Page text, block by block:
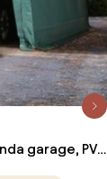
garage, PVC